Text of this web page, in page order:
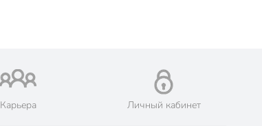
Карьера Личный кабинет